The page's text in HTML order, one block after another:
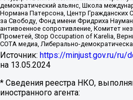
демократический альянс, Школа
Нормана Патерсона, Центр
за Свободу, Фонд имени Фридриха
антивоенное сопротивление, Комитет
Прометей, Stop Occupation of Karelia,
СОТА медиа, Либерально-
Источник: https://minjust.gov.ru/ru/
на 13.05.2024
* Сведения реестра НКО,
иностранного агента: